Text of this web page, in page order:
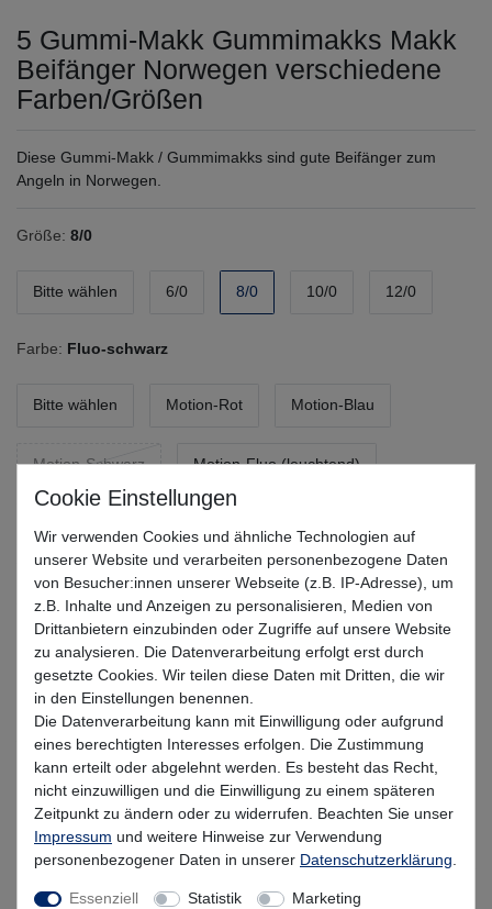
5 Gummi-Makk Gummimakks Makk
Beifänger Norwegen verschiedene
Farben/Größen
Diese Gummi-Makk / Gummimakks sind gute Beifänger zum
Angeln in Norwegen.
Größe: 8/0
Bitte wählen 6/0 8/0 10/0 12/0
Farbe: Fluo-schwarz
Bitte wählen Motion-Rot Motion-Blau
Motion-Schwarz Motion-Fluo (leuchtend)
Fluo-schwarz
3,32 EUR*
* inkl. MwSt. zzgl.Versandkosten
Lieferzeit 1-3 Tage (Deutschland); 3-7 Tage (Ausland)
Informationen zur Berechnung des Liefertermins hier
Mehr als 5 Stück verfügbar
In den Warenkorb
Wir verwenden Cookies und ähnliche Technologien auf
unserer Website und verarbeiten personenbezogene Daten
von Besucher:innen unserer Webseite (z.B. IP-Adresse), um
z.B. Inhalte und Anzeigen zu personalisieren, Medien von
Drittanbietern einzubinden oder Zugriffe auf unsere Website
zu analysieren. Die Datenverarbeitung erfolgt erst durch
gesetzte Cookies. Wir teilen diese Daten mit Dritten, die wir
in den Einstellungen benennen.
Die Datenverarbeitung kann mit Einwilligung oder aufgrund
eines berechtigten Interesses erfolgen. Die Zustimmung
kann erteilt oder abgelehnt werden. Es besteht das Recht,
nicht einzuwilligen und die Einwilligung zu einem späteren
Zeitpunkt zu ändern oder zu widerrufen. Beachten Sie unser
Impressum und weitere Hinweise zur Verwendung
personenbezogener Daten in unserer Daten­schutz­erklärung
Essenziell Statistik
Marketing